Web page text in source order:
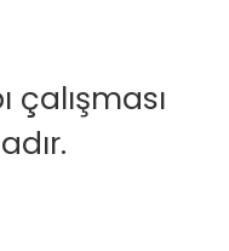
çalışması